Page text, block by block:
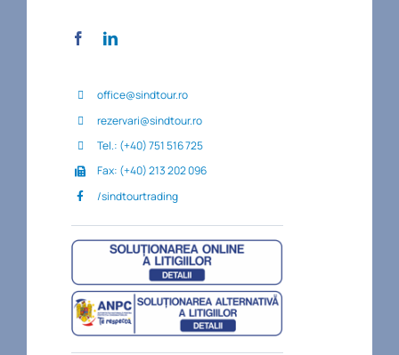
office@sindtour.ro
rezervari@sindtour.ro
Tel.: (+40) 751 516 725
Fax: (+40) 213 202 096
/sindtourtrading